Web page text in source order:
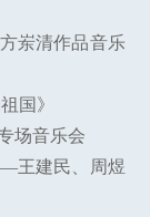
岽清作品音乐
国》
场音乐会
王建⺠、周煜